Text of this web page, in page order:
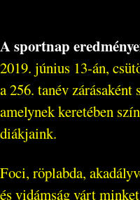
A sportnap
2019. június 13-án,
a 256. tanév
amelynek keretében
diákjaink.
Foci, röplabda,
és vidámság várt